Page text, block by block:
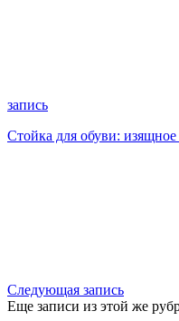
запись
Стойка для обуви:
Следующая запись
Еще записи из этой же